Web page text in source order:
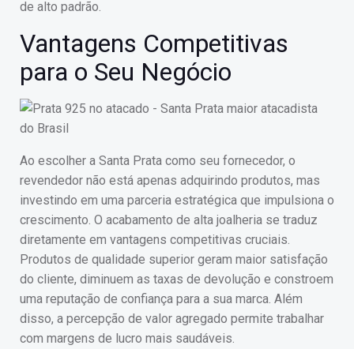
de alto padrão.
Vantagens Competitivas
para o Seu Negócio
Ao escolher a Santa Prata como seu fornecedor, o
revendedor não está apenas adquirindo produtos, mas
investindo em uma parceria estratégica que impulsiona o
crescimento. O acabamento de alta joalheria se traduz
diretamente em vantagens competitivas cruciais.
Produtos de qualidade superior geram maior satisfação
do cliente, diminuem as taxas de devolução e constroem
uma reputação de confiança para a sua marca. Além
disso, a percepção de valor agregado permite trabalhar
com margens de lucro mais saudáveis.